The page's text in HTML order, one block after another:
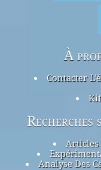
À
Contacter
Articles
Analyse Des